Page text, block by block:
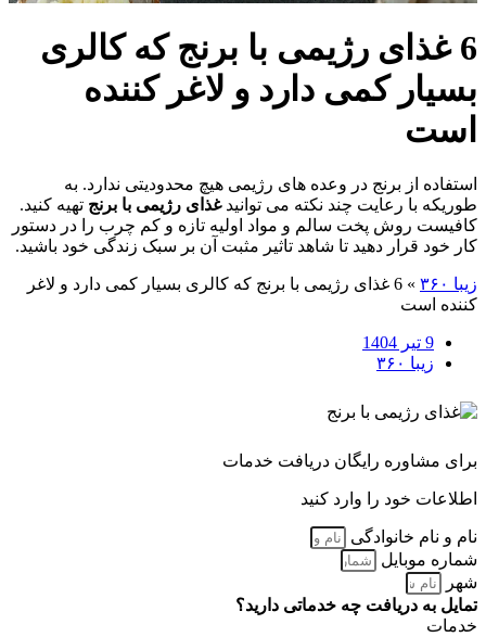
6 غذای رژیمی با برنج که کالری
بسیار کمی دارد و لاغر کننده
است
استفاده از برنج در وعده های رژیمی هیچ محدودیتی ندارد. به
طوریکه با رعایت چند نکته می توانیدغذای رژیمی با برنج تهیه کنید.
کافیست روش پخت سالم و مواد اولیه تازه و کم چرب را در دستور
کار خود قرار دهید تا شاهد تاثیر مثبت آن بر سبک زندگی خود باشید.
زیبا ۳۶۰ »
6 غذای رژیمی با برنج که کالری بسیار کمی دارد و لاغر
کننده است
9 تیر 1404
زیبا ۳۶۰
برای مشاوره رایگان دریافت خدمات
اطلاعات خود را وارد کنید
نام و نام خانوادگی
شماره موبایل
شهر
تمایل به دریافت چه خدماتی دارید؟
خدمات